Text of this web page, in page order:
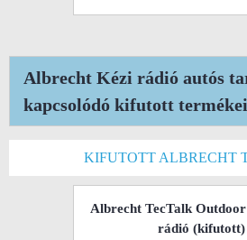
Albrecht Kézi rádió autós
kapcsolódó kifutott termékei
KIFUTOTT ALBRECHT
Albrecht TecTalk
rádió (kifutott)